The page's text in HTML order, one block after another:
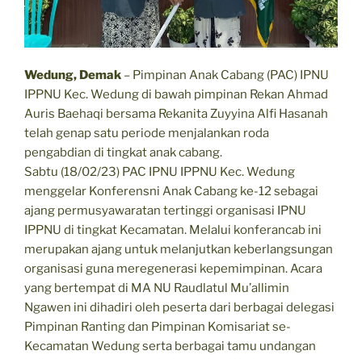
Wedung, Demak – Pimpinan Anak Cabang (PAC) IPNU
IPPNU Kec. Wedung di bawah pimpinan Rekan Ahmad
Auris Baehaqi bersama Rekanita Zuyyina Alfi Hasanah
telah genap satu periode menjalankan roda
pengabdian di tingkat anak cabang.
Sabtu (18/02/23) PAC IPNU IPPNU Kec. Wedung
menggelar Konferensni Anak Cabang ke-12 sebagai
ajang permusyawaratan tertinggi organisasi IPNU
IPPNU di tingkat Kecamatan. Melalui konferancab ini
merupakan ajang untuk melanjutkan keberlangsungan
organisasi guna meregenerasi kepemimpinan. Acara
yang bertempat di MA NU Raudlatul Mu’allimin
Ngawen ini dihadiri oleh peserta dari berbagai delegasi
Pimpinan Ranting dan Pimpinan Komisariat se-
Kecamatan Wedung serta berbagai tamu undangan